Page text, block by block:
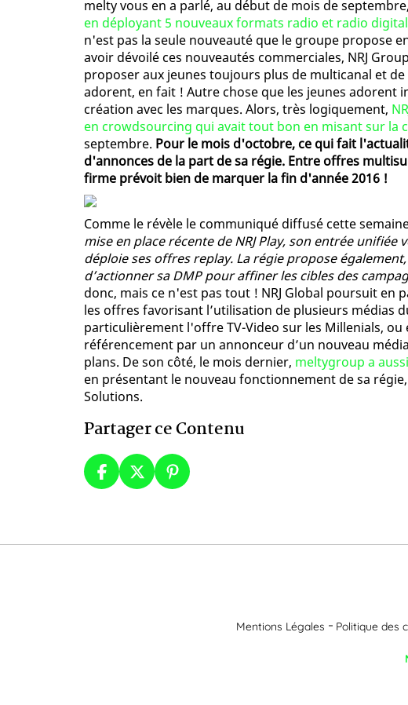
melty vous en a parlé, au début de mois de septembre,
en déployant 5 nouveaux formats radio et radio
n'est pas la seule nouveauté que le groupe propose
avoir dévoilé ces nouveautés commerciales, NRJ
proposer aux jeunes toujours plus de multicanal et
adorent, en fait ! Autre chose que les jeunes
création avec les marques. Alors, très logiquement,
en crowdsourcing qui avait tout bon en misant sur la
septembre. Pour le mois d'octobre, ce qui fait
d'annonces de la part de sa régie. Entre offres
firme prévoit bien de marquer la fin d'année 2016 !
Comme le révèle le communiqué diffusé cette
mise en place récente de NRJ Play, son entrée unifiée
déploie ses offres replay. La régie propose
d’actionner sa DMP pour affiner les cibles des
donc, mais ce n'est pas tout ! NRJ Global poursuit en
les offres favorisant l’utilisation de plusieurs médias
particulièrement l'offre TV-Video sur les Millenials,
référencement par un annonceur d’un nouveau
plans. De son côté, le mois dernier, meltygroup a
en présentant le nouveau fonctionnement de sa
Solutions.
Partager ce Contenu
Mentions Légales Politique des